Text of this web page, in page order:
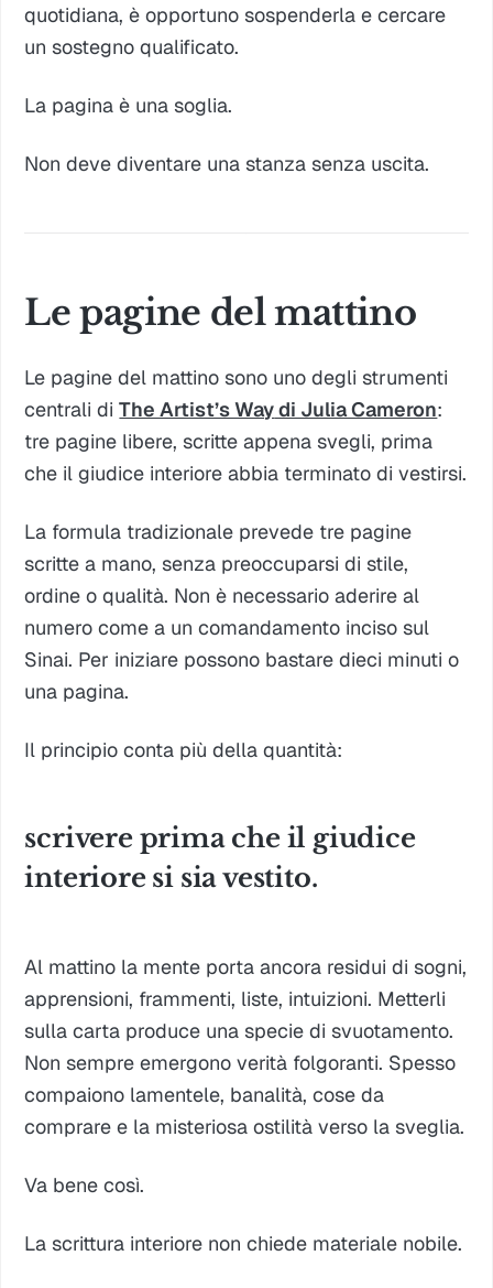
quotidiana, è opportuno sospenderla e cercare
un sostegno qualificato.
La pagina è una soglia.
Non deve diventare una stanza senza uscita.
Le pagine del mattino
Le pagine del mattino sono uno degli strumenti
centrali diThe Artist’s Waydi Julia Cameron:
tre pagine libere, scritte appena svegli, prima
che il giudice interiore abbia terminato di vestirsi.
La formula tradizionale prevede tre pagine
scritte a mano, senza preoccuparsi di stile,
ordine o qualità. Non è necessario aderire al
numero come a un comandamento inciso sul
Sinai. Per iniziare possono bastare dieci minuti o
una pagina.
Il principio conta più della quantità:
scrivere prima che il giudice
interiore si sia vestito.
Al mattino la mente porta ancora residui di sogni,
apprensioni, frammenti, liste, intuizioni. Metterli
sulla carta produce una specie di svuotamento.
Non sempre emergono verità folgoranti. Spesso
compaiono lamentele, banalità, cose da
comprare e la misteriosa ostilità verso la sveglia.
Va bene così.
La scrittura interiore non chiede materiale nobile.